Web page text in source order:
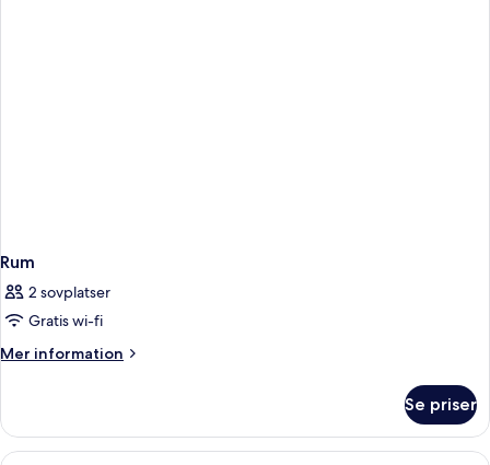
Rum
2 sovplatser
Gratis wi-fi
Mer information
Mer
Se priser